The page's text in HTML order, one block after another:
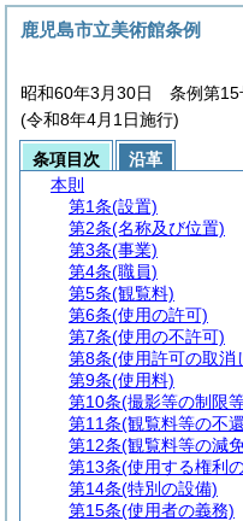
鹿児島市立美術館条例
昭和60年3月30日 条例第15
(令和8年4月1日施行)
条項目次
沿革
本則
第1条(設置)
第2条(名称及び位置)
第3条(事業)
第4条(職員)
第5条(観覧料)
第6条(使用の許可)
第7条(使用の不許可)
第8条(使用許可の取消
第9条(使用料)
第10条(撮影等の制限
第11条(観覧料等の不
第12条(観覧料等の減
第13条(使用する権利
第14条(特別の設備)
第15条(使用者の義務)